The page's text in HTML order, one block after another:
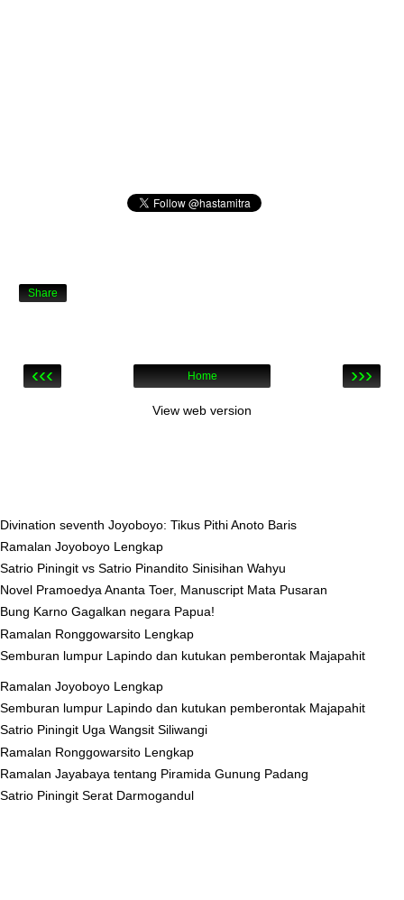
Share
‹‹‹ ›››
Home
View web version
Divination seventh Joyoboyo: Tikus Pithi Anoto Baris
Ramalan Joyoboyo Lengkap
Satrio Piningit vs Satrio Pinandito Sinisihan Wahyu
Novel Pramoedya Ananta Toer, Manuscript Mata Pusaran
Bung Karno Gagalkan negara Papua!
Ramalan Ronggowarsito Lengkap
Semburan lumpur Lapindo dan kutukan pemberontak Majapahit
Ramalan Joyoboyo Lengkap
Semburan lumpur Lapindo dan kutukan pemberontak Majapahit
Satrio Piningit Uga Wangsit Siliwangi
Ramalan Ronggowarsito Lengkap
Ramalan Jayabaya tentang Piramida Gunung Padang
Satrio Piningit Serat Darmogandul